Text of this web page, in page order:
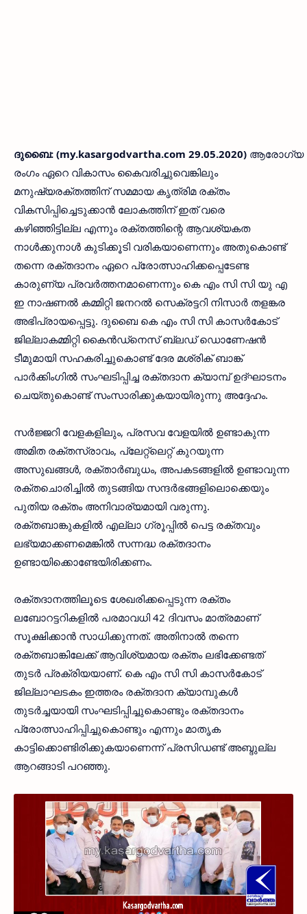
ദുബൈ: (my.kasargodvartha.com 29.05.2020) ആരോഗ്യ
രംഗം ഏറെ വികാസം കൈവരിച്ചുവെങ്കിലും
മനുഷ്യരക്തത്തിന് സമമായ കൃത്രിമ രക്തം
വികസിപ്പിച്ചെടുക്കാന്‍ ലോകത്തിന് ഇത് വരെ
കഴിഞ്ഞിട്ടില്ല എന്നും രക്തത്തിന്റെ ആവശ്യകത
നാള്‍ക്കുനാള്‍ കുടിക്കൂടി വരികയാണെന്നും അതുകൊണ്ട്
തന്നെ രക്തദാനം ഏറെ പ്രോത്സാഹിക്കപ്പെടേണ്ട
കാരുണ്യ പ്രവര്‍ത്തനമാണെന്നും കെ എം സി സി യു എ
ഇ നാഷണല്‍ കമ്മിറ്റി ജനറല്‍ സെക്രട്ടറി നിസാര്‍ തളങ്കര
അഭിപ്രായപ്പെട്ടു. ദുബൈ കെ എം സി സി കാസര്‍കോട്
ജില്ലാകമ്മിറ്റി കൈന്‍ഡ്‌നെസ് ബ്ലഡ് ഡൊണേഷന്‍
ടീമുമായി സഹകരിച്ചുകൊണ്ട് ദേര മശ്രിക് ബാങ്ക്
പാര്‍ക്കിംഗില്‍ സംഘടിപ്പിച്ച രക്തദാന ക്യാമ്പ് ഉദ്ഘാടനം
ചെയ്തുകൊണ്ട് സംസാരിക്കുകയായിരുന്നു അദ്ദേഹം.
സര്‍ജ്ജറി വേളകളിലും, പ്രസവ വേളയില്‍ ഉണ്ടാകുന്ന
അമിത രക്തസ്രാവം, പ്ലേറ്റ്‌ലെറ്റ് കുറയുന്ന
അസുഖങ്ങള്‍, രക്താര്‍ബുധം, അപകടങ്ങളില്‍ ഉണ്ടാവുന്ന
രക്തചൊരിച്ചില്‍ തുടങ്ങിയ സന്ദര്‍ഭങ്ങളിലൊക്കെയും
പുതിയ രക്തം അനിവാര്യമായി വരുന്നു.
രക്തബാങ്കുകളില്‍ എല്ലാ ഗ്രൂപ്പില്‍ പെട്ട രക്തവും
ലഭ്യമാക്കണമെങ്കില്‍ സന്നദ്ധ രക്തദാനം
ഉണ്ടായിക്കൊണ്ടേയിരിക്കണം.
രക്തദാനത്തിലൂടെ ശേഖരിക്കപ്പെടുന്ന രക്തം
ലബോറട്ടറികളില്‍ പരമാവധി 42 ദിവസം മാത്രമാണ്
സൂക്ഷിക്കാന്‍ സാധിക്കുന്നത്. അതിനാല്‍ തന്നെ
രക്തബാങ്കിലേക്ക് ആവിശ്യമായ രക്തം ലഭിക്കേണ്ടത്
തുടര്‍ പ്രക്രിയയാണ്. കെ എം സി സി കാസര്‍കോട്
ജില്ലാഘടകം ഇത്തരം രക്തദാന ക്യാമ്പുകള്‍
തുടര്‍ച്ചയായി സംഘടിപ്പിച്ചുകൊണ്ടും രക്തദാനം
പ്രോത്സാഹിപ്പിച്ചുകൊണ്ടും എന്നും മാതൃക
കാട്ടിക്കൊണ്ടിരിക്കുകയാണെന്ന് പ്രസിഡണ്ട് അബ്ദുല്ല
ആറങ്ങാടി പറഞ്ഞു.